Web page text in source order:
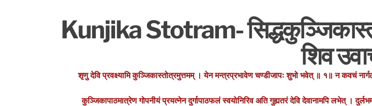
Kunjika Stotram-
शिव
शृणु देवि प्रवक्ष्यामि कुञ्जिकास्तोत्रमुत्तमम् । येन मन्त्रप्रभावेण चण्डीजापः शुभो भवेत् ॥ १॥ न कवचं
कुञ्जिकापाठमात्रेण गोपनीयं प्रयत्नेन दुर्गापाठफलं स्वयोनिरिव अति गुह्यतरं देवि देवानामपि लभेत् ।